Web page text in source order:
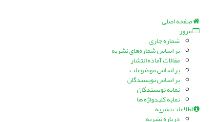
صفحه اصلی
مرور
شماره جاری
بر اساس شماره‌های نشریه
مقالات آماده انتشار
بر اساس موضوعات
بر اساس نویسندگان
نمایه نویسندگان
نمایه کلیدواژه ها
اطلاعات نشریه
درباره نشریه